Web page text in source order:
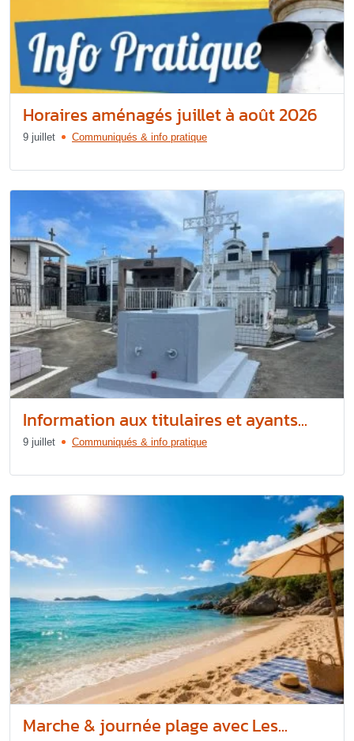
Horaires aménagés juillet à août 2026
9 juillet Communiqués & info pratique
Information aux titulaires et ayants...
9 juillet Communiqués & info pratique
Marche & journée plage avec Les...